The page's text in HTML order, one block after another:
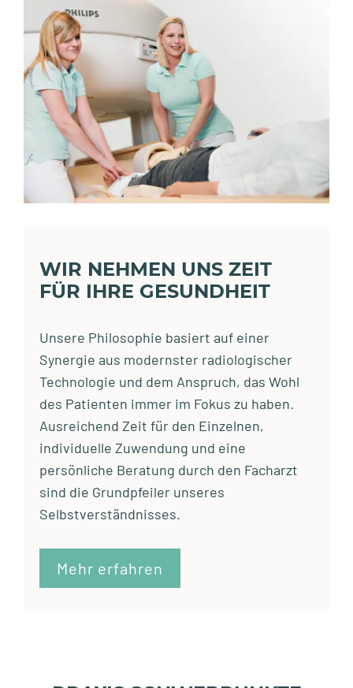
WIR NEHMEN UNS ZEIT
FÜR IHRE GESUNDHEIT
Unsere Philosophie basiert auf einer
Synergie aus modernster radiologischer
Technologie und dem Anspruch, das Wohl
des Patienten immer im Fokus zu haben.
Ausreichend Zeit für den Einzelnen,
individuelle Zuwendung und eine
persönliche Beratung durch den Facharzt
sind die Grundpfeiler unseres
Selbstverständnisses.
Mehr erfahren